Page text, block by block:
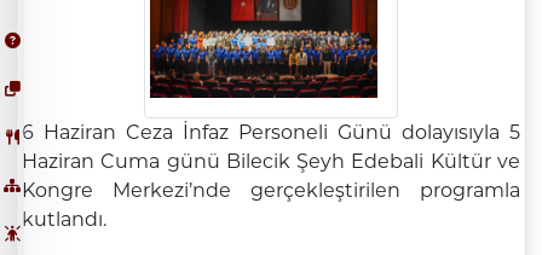
6 Haziran Ceza İnfaz Personeli Günü dolayısıyla 5
Haziran Cuma günü Bilecik Şeyh Edebali Kültür ve
Kongre Merkezi’nde gerçekleştirilen programla
kutlandı.